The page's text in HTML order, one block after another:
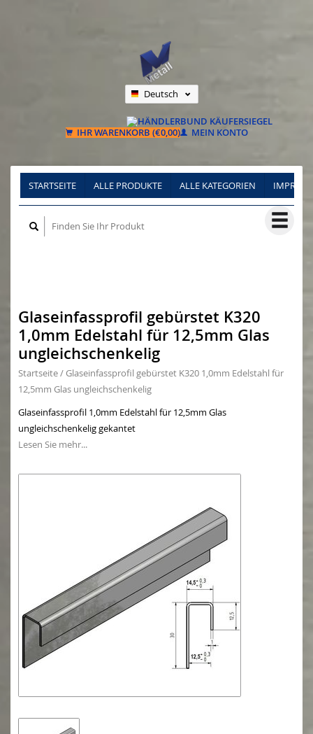
Deutsch
Français
IHR WARENKORB (€0,00) MEIN KONTO
STARTSEITE ALLE PRODUKTE ALLE KATEGORIEN
Glaseinfassprofil gebürstet K320
1,0mm Edelstahl für 12,5mm Glas
ungleichschenkelig
Startseite/ Glaseinfassprofil gebürstet K320 1,0mm Edelstahl für
12,5mm Glas ungleichschenkelig
Glaseinfassprofil 1,0mm Edelstahl für 12,5mm Glas
ungleichschenkelig gekantet
Lesen Sie mehr...